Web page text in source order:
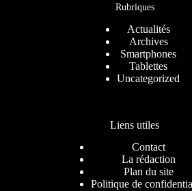
Rubriques
Actualités
Archives
Smartphones
Tablettes
Uncategorized
Liens utiles
Contact
La rédaction
Plan du site
Politique de